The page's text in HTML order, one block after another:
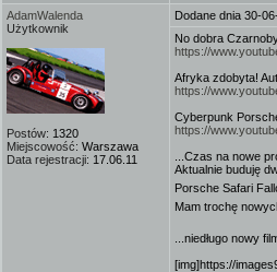
AdamWalenda
Użytkownik
Postów: 1320
Miejscowość: Warszawa
Data rejestracji: 17.06.11
Dodane dnia 30-
No dobra
https://
Afryka zdobyta!
https://
Cyberpunk
https://
...Czas na nowe
Aktualnie buduję
Porsche Safari
Mam trochę
...niedługo nowy
[img]https://